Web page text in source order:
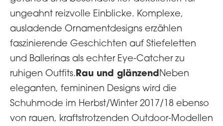
ungeahnt reizvolle Einblicke. Komplexe,
ausladende Ornamentdesigns erzählen
faszinierende Geschichten auf Stiefeletten
und Ballerinas als echter Eye-Catcher zu
ruhigen Outfits.Rau und glänzendNeben
eleganten, femininen Designs wird die
Schuhmode im Herbst/Winter 2017/18 ebenso
von rauen, kraftstrotzenden Outdoor-Modellen